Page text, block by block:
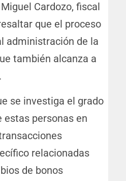
Cardozo, fiscal
que el proceso
administración de la
también alcanza a
se investiga el grado
estas personas en
relacionadas
de bonos